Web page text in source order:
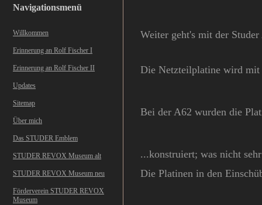
Navigationsmenü
Willkommen
Erinnerung an Rolf Fischer I
Erinnerung an Rolf Fischer II
Updates
Sitemap
Über mich
Das STUDER Emblem
STUDER REVOX Museum alt
STUDER REVOX Museum neu
Förderverein STUDER REVOX
Museum
Weiter geht's mit der
Die Netzteilplatine wird mit
Bei der A62 wurden die
...konstruiert; was nicht
Die Platinen in den